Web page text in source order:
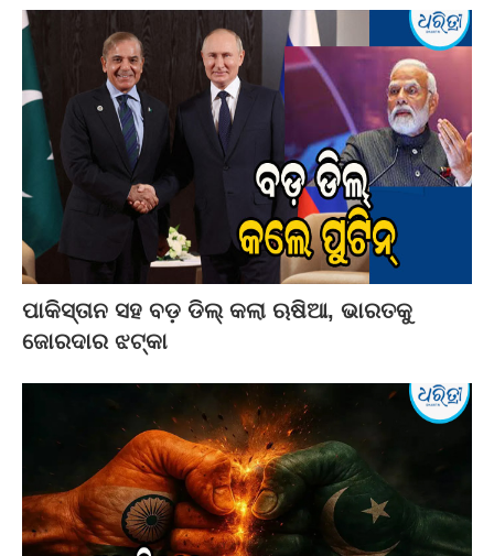
ପାକିସ୍ତାନ ସହ ବଡ଼ ଡିଲ୍‌ କଲା ଋଷିଆ, ଭାରତକୁ
ଜୋରଦାର ଝଟ୍‌କା